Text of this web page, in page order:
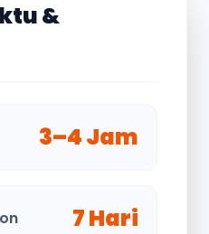
&
3–4 Jam
7 Hari